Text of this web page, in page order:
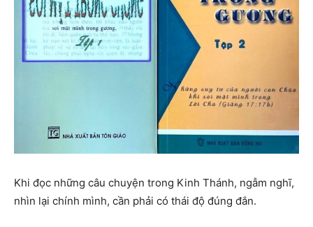
Khi đọc những câu chuyện trong Kinh Thánh, ngẫm nghĩ,
nhìn lại chính mình, cần phải có thái độ đúng đắn.